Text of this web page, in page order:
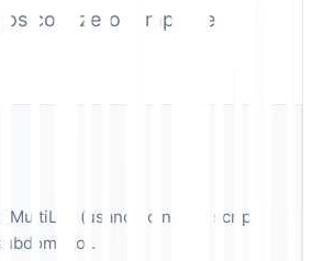
com zero tempo de
MultiLipi (usando o nosso script